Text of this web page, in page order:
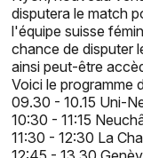
disputera le match
l'équipe suisse
chance de disputer
ainsi peut-être
Voici le programme
09.30 - 10.15 Uni-
10:30 - 11:15
11:30 - 12:30 La